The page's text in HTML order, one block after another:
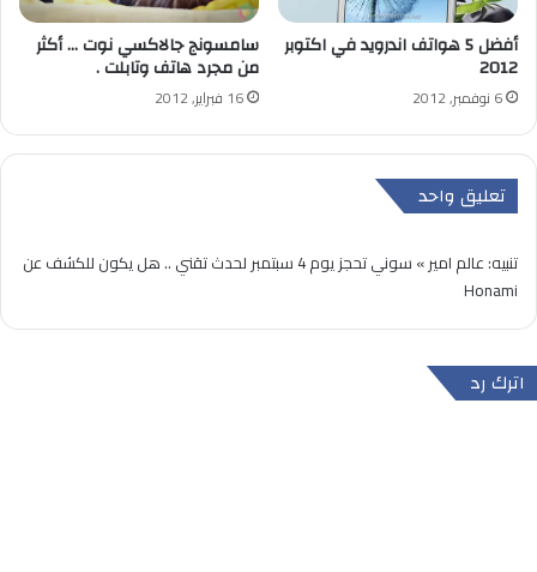
أفضل 5 هواتف اندرويد في اكتوبر
2012
6 نوفمبر, 2012
سامسونج جالاكسي نوت … أكثر
من مجرد هاتف وتابلت .
16 فبراير, 2012
تعليق واحد
تنبيه:
عالم امير » سوني تحجز يوم 4 سبتمبر لحدث تقني .. هل يكون للكشف عن
Honami
اترك رد